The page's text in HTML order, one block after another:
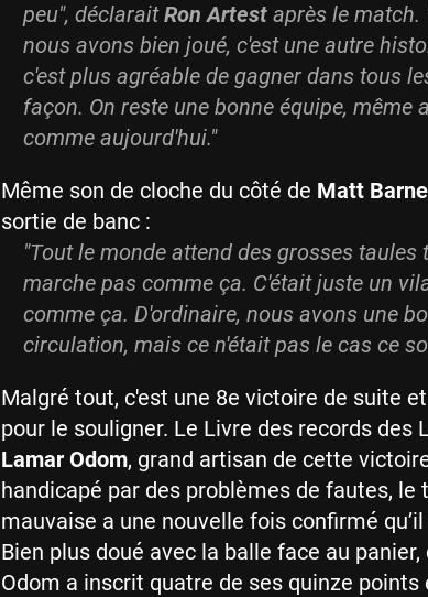
peu", déclaraitRon Artest après le match.
nous avons bien joué, c'est une autre
c'est plus agréable de gagner dans tous
façon. On reste une bonne équipe, même
comme aujourd'hui."
Même son de cloche du côté de Matt
sortie de banc :
"Tout le monde attend des grosses taules
marche pas comme ça. C'était juste un
comme ça. D'ordinaire, nous avons une
circulation, mais ce n'était pas le cas ce
Malgré tout, c'est une 8e victoire de suite
pour le souligner. Le Livre des records des
Lamar Odom, grand artisan de cette
handicapé par des problèmes de fautes, le
mauvaise a une nouvelle fois confirmé
Bien plus doué avec la balle face au panier,
Odom a inscrit quatre de ses quinze